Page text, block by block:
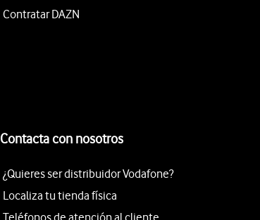
Contratar DAZN
Contacta con nosotros
¿Quieres ser distribuidor Vodafone?
Localiza tu tienda física
Teléfonos de atención al cliente